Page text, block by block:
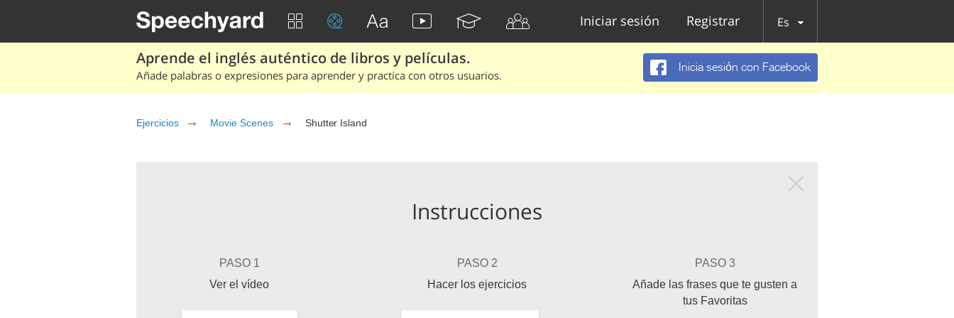
Iniciar sesión Registrar Es
Aprende el inglés auténtico de libros y películas.
Añade palabras o expresiones para aprender y practica con otros usuarios.
Inicia sesión con Facebook
Ejercicios Movie Scenes Shutter Island
Instrucciones
PASO 1
Ver el vídeo
PASO 2
Hacer los ejercicios
PASO 3
Añade las frases que te gusten a
tus Favoritas